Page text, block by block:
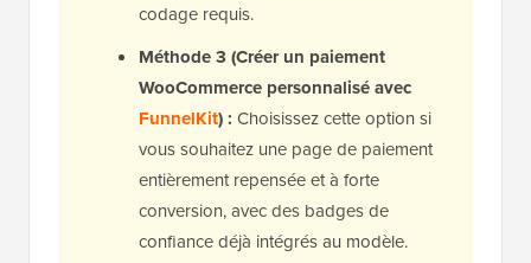
codage requis.
Méthode 3 (Créer un paiement
WooCommerce personnalisé avec
FunnelKit) : Choisissez cette option si
vous souhaitez une page de paiement
entièrement repensée et à forte
conversion, avec des badges de
confiance déjà intégrés au modèle.